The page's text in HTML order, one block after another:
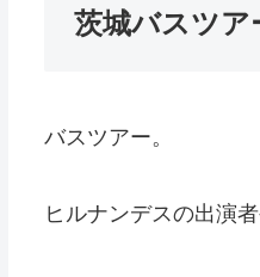
茨城バスツア
バスツアー。
ヒルナンデスの出演